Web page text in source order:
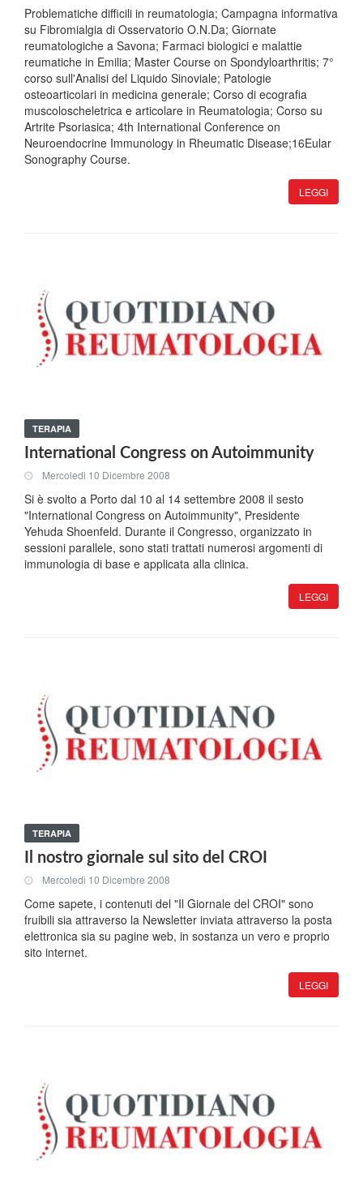
Problematiche difficili in reumatologia; Campagna informativa
su Fibromialgia di Osservatorio O.N.Da; Giornate
reumatologiche a Savona; Farmaci biologici e malattie
reumatiche in Emilia; Master Course on Spondyloarthritis; 7°
corso sull'Analisi del Liquido Sinoviale; Patologie
osteoarticolari in medicina generale; Corso di ecografia
muscoloscheletrica e articolare in Reumatologia; Corso su
Artrite Psoriasica; 4th International Conference on
Neuroendocrine Immunology in Rheumatic Disease;16Eular
Sonography Course.
LEGGI
TERAPIA
International Congress on Autoimmunity
Mercoledi 10 Dicembre 2008
Si è svolto a Porto dal 10 al 14 settembre 2008 il sesto
"International Congress on Autoimmunity", Presidente
Yehuda Shoenfeld. Durante il Congresso, organizzato in
sessioni parallele, sono stati trattati numerosi argomenti di
immunologia di base e applicata alla clinica.
LEGGI
TERAPIA
Il nostro giornale sul sito del CROI
Mercoledi 10 Dicembre 2008
Come sapete, i contenuti del "Il Giornale del CROI" sono
fruibili sia attraverso la Newsletter inviata attraverso la posta
elettronica sia su pagine web, in sostanza un vero e proprio
sito internet.
LEGGI